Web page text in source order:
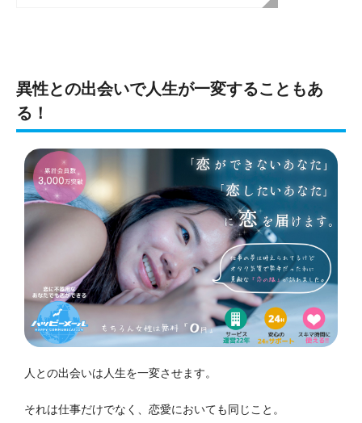
異性との出会いで人生が一変することもあ
る！
人との出会いは人生を一変させます。
それは仕事だけでなく、恋愛においても同じこと。